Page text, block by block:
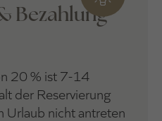
Bezahlung
20 % ist 7-14
der Reservierung
Urlaub nicht antreten